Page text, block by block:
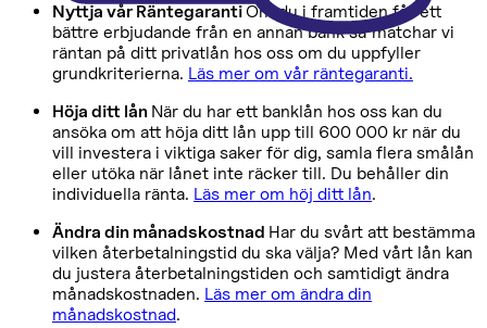
Nyttja vår RäntegarantiOm du i framtiden får ett
bättre erbjudande från en annan bank så matchar vi
räntan på ditt privatlån hos oss om du uppfyller
grundkriterierna. Läs mer om vår räntegaranti.
Höja ditt lån När du har ett banklån hos oss kan du
ansöka om att höja ditt lån upp till 600 000 kr när du
vill investera i viktiga saker för dig, samla flera smålån
eller utöka när lånet inte räcker till. Du behåller din
individuella ränta. Läs mer om höj ditt lån.
Ändra din månadskostnad Har du svårt att bestämma
vilken återbetalningstid du ska välja? Med vårt lån kan
du justera återbetalningstiden och samtidigt ändra
månadskostnaden. Läs mer om ändra din
månadskostnad.